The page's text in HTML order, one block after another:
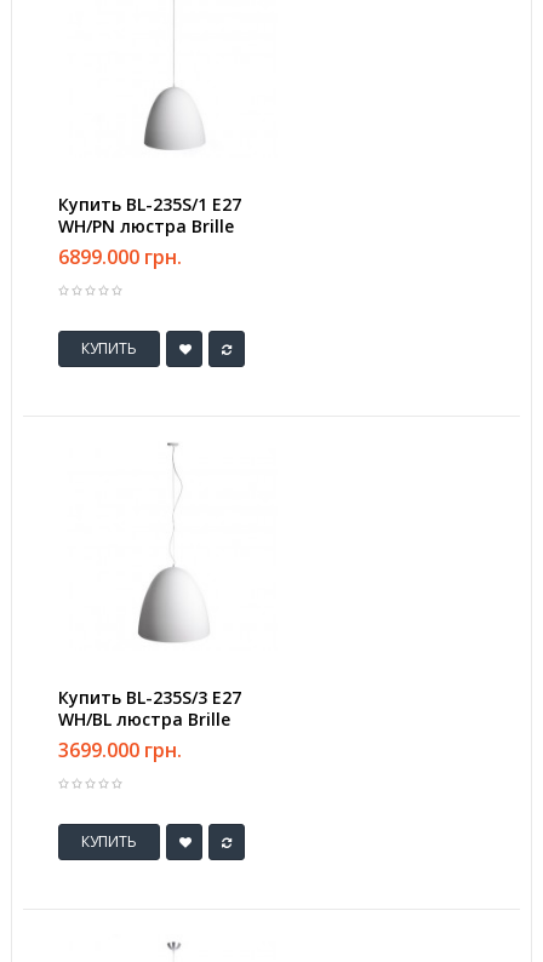
Купить BL-235S/1 E27
WH/PN люстра Brille
6899.000 грн.
КУПИТЬ
Купить BL-235S/3 E27
WH/BL люстра Brille
3699.000 грн.
КУПИТЬ